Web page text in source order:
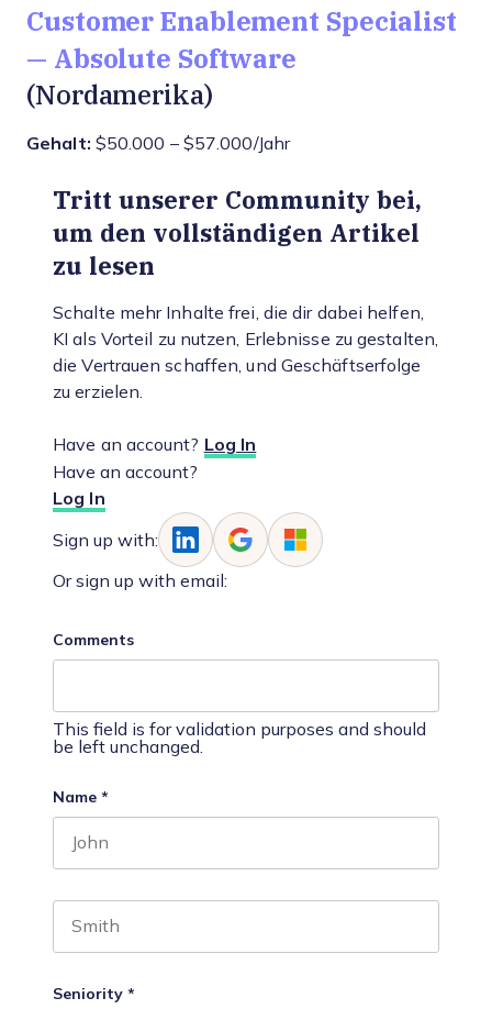
Customer Enablement Specialist
— Absolute Software
(Nordamerika)
Gehalt: $50.000 – $57.000/Jahr
Tritt unserer Community bei,
um den vollständigen Artikel
zu lesen
Schalte mehr Inhalte frei, die dir dabei helfen,
KI als Vorteil zu nutzen, Erlebnisse zu gestalten,
die Vertrauen schaffen, und Geschäftserfolge
zu erzielen.
Have an account? Log In
Have an account?
Log In
Sign up with:
Or sign up with email:
Comments
This field is for validation purposes and should
be left unchanged.
Name *
Seniority *